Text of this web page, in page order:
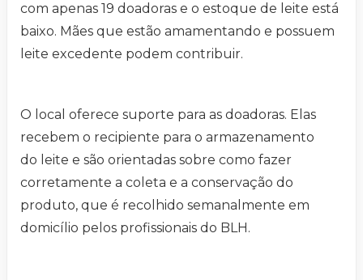
com apenas 19 doadoras e o estoque de leite está
baixo. Mães que estão amamentando e possuem
leite excedente podem contribuir.
O local oferece suporte para as doadoras. Elas
recebem o recipiente para o armazenamento
do leite e são orientadas sobre como fazer
corretamente a coleta e a conservação do
produto, que é recolhido semanalmente em
domicílio pelos profissionais do BLH.